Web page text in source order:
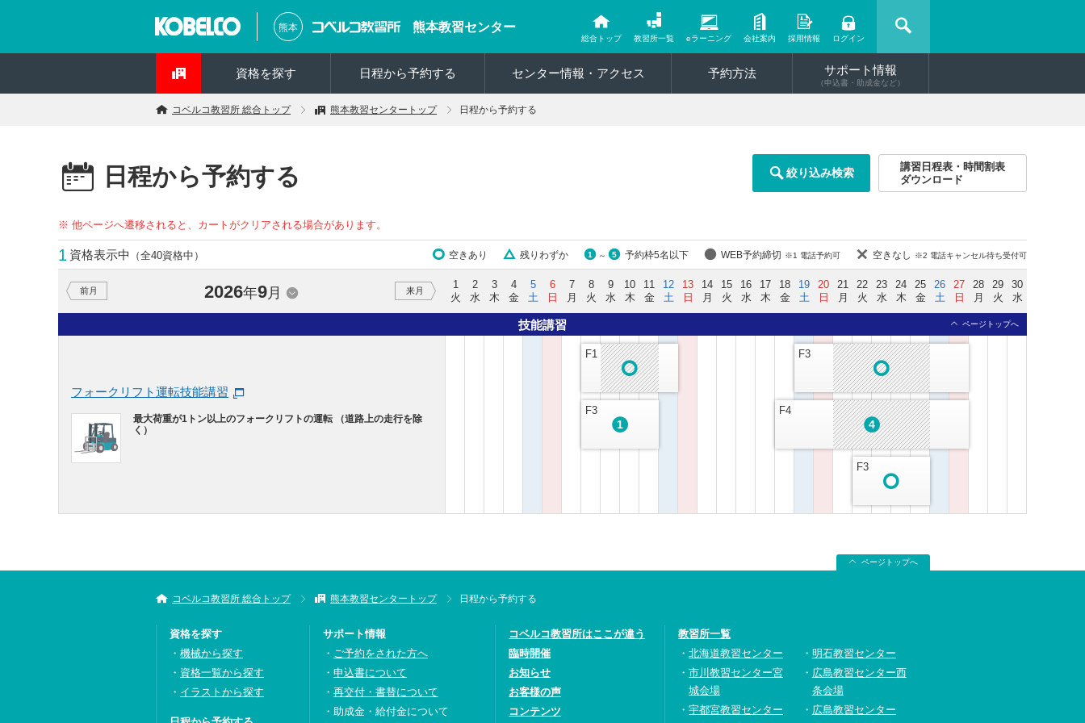
熊本 熊本教習センター
総合トップ 教習所一覧 eラーニング 会社案内 採用情報 ログイン
資格を探す 日程から予約する センター情報・アクセス 予約方法 サポート情報
（申込書・助成金など）
コベルコ教習所 総合トップ 熊本教習センタートップ 日程から予約する
日程から予約する 絞り込み検索
講習日程表・時間割表
ダウンロード
※ 他ページへ遷移されると、カートがクリアされる場合があります。
1 資格表示中 （全40資格中） 空きあり 残りわずか 1 ～ 5 予約枠5名以下 WEB予約締切 ※1 電話予約可 空きなし ※2 電話キャンセル待ち受付可
前月 2026年9月 来月
1
火
2
水
3
木
4
金
5
土
6
日
7
月
8
火
9
水
10
木
11
金
12
土
13
日
14
月
15
火
16
水
17
木
18
金
19
土
20
日
21
月
22
火
23
水
24
木
25
金
26
土
27
日
28
月
29
火
30
水
技能講習 ページトップへ
フォークリフト運転技能講習
最大荷重が1トン以上のフォークリフトの運転 （道路上の走行を除
く）
F1
F3
1
F3
F4
4
F3
ページトップへ
コベルコ教習所 総合トップ 熊本教習センタートップ 日程から予約する
資格を探す
機械から探す
資格一覧から探す
イラストから探す
サポート情報
ご予約をされた方へ
申込書について
再交付・書替について
助成金・給付金について
コベルコ教習所はここが違う
臨時開催
お知らせ
お客様の声
コンテンツ
教習所一覧
北海道教習センター
市川教習センター宮
城会場
宇都宮教習センター
明石教習センター
広島教習センター西
条会場
広島教習センター